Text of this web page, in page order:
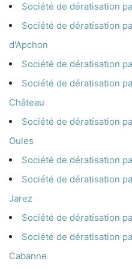
Société de dératisation
Société de dératisation
d'Apchon
Société de dératisation
Société de dératisation
Château
Société de dératisation
Oules
Société de dératisation
Société de dératisation
Jarez
Société de dératisation
Société de dératisation
Cabanne